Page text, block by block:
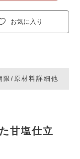
お気に入り
限/原材料詳細他
甘塩仕立